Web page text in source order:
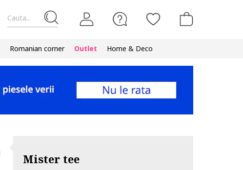
Cauta...
Romanian corner Outlet Home & Deco
Mister tee